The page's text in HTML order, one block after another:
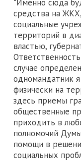
"Именно сюда
средства на
социальные
территорий в
властью,
случае
одномандатник
физически на
здесь приемы
общественные
приходить в
полномочий
помощи в
социальных